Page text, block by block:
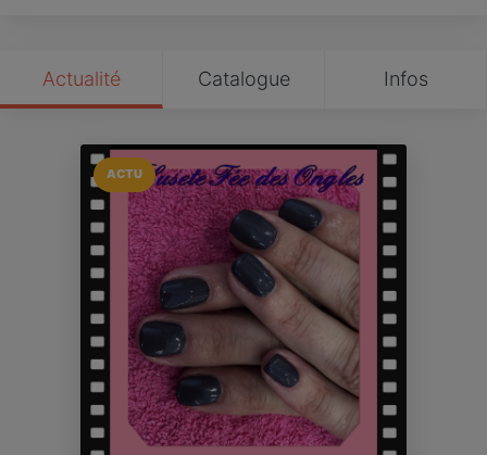
Actualité Catalogue Infos
ACTU